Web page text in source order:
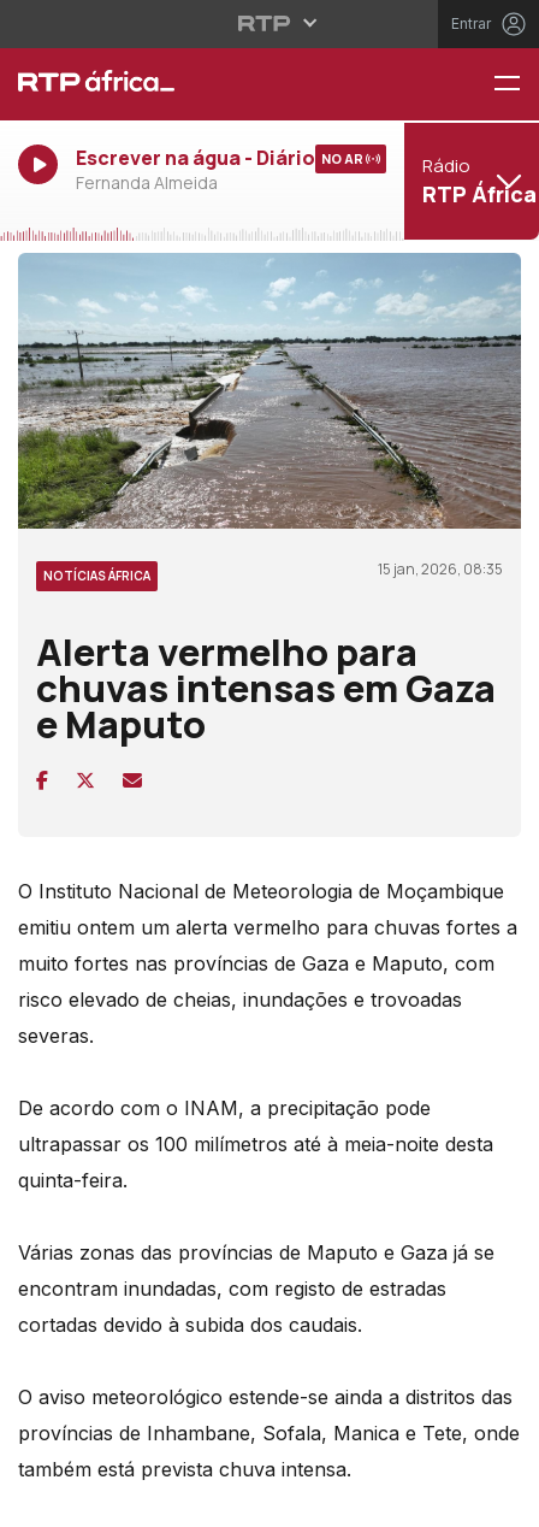
Entrar
Escrever na água - Diário
Fernanda Almeida
NO AR Rádio
RTP África
NOTÍCIAS ÁFRICA 15 jan, 2026, 08:35
Alerta vermelho para
chuvas intensas em Gaza
e Maputo
O Instituto Nacional de Meteorologia de Moçambique
emitiu ontem um alerta vermelho para chuvas fortes a
muito fortes nas províncias de Gaza e Maputo, com
risco elevado de cheias, inundações e trovoadas
severas.
De acordo com o INAM, a precipitação pode
ultrapassar os 100 milímetros até à meia-noite desta
quinta-feira.
Várias zonas das províncias de Maputo e Gaza já se
encontram inundadas, com registo de estradas
cortadas devido à subida dos caudais.
O aviso meteorológico estende-se ainda a distritos das
províncias de Inhambane, Sofala, Manica e Tete, onde
também está prevista chuva intensa.